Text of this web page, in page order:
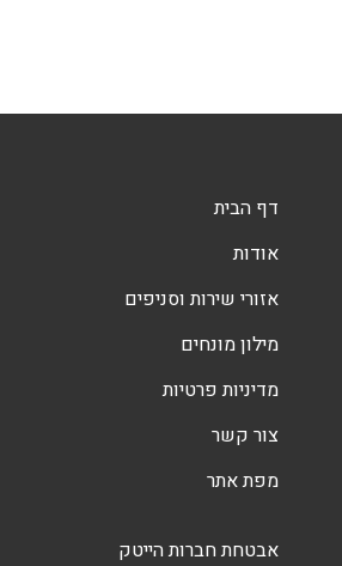
דף הבית
אודות
אזורי שירות וסניפים
מילון מונחים
מדיניות פרטיות
צור קשר
מפת אתר
אבטחת חברות הייטק